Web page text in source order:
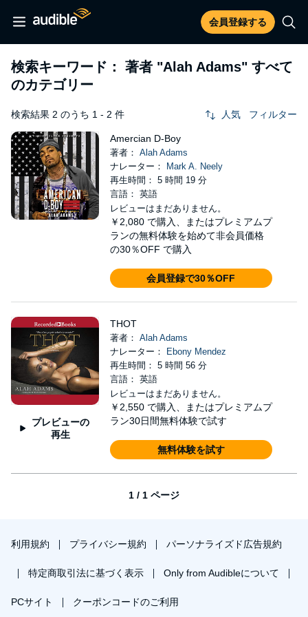
会員登録する
検索キーワード： 著者 "Alah Adams" すべて
のカテゴリー
検索結果 2 のうち 1 - 2 件 人気 フィルター
Amercian D-Boy
著者： Alah Adams
ナレーター：
Mark A. Neely
再生時間： 5 時間 19 分
言語： 英語
レビューはまだありません。
￥2,080 で購入、またはプレミアムプ
ランの無料体験を始めて非会員価格
の30％OFF で購入
会員登録で30％OFF
プレビューの
再生
THOT
著者： Alah Adams
ナレーター：
Ebony Mendez
再生時間： 5 時間 56 分
言語： 英語
レビューはまだありません。
￥2,550 で購入、またはプレミアムプ
ラン30日間無料体験で試す
無料体験を試す
1 / 1 ページ
利用規約 プライバシー規約 パーソナライズド広告規約
特定商取引法に基づく表示 Only from Audibleについて
PCサイト クーポンコードのご利用